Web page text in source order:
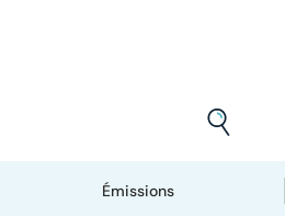
Émissions